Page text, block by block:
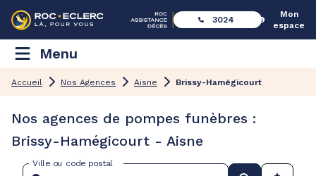
3024
Mon
espace
Menu
Accueil Nos Agences Aisne Brissy-Hamégicourt
Nos agences de pompes funèbres :
Brissy-Hamégicourt - Aisne
Ville ou code postal